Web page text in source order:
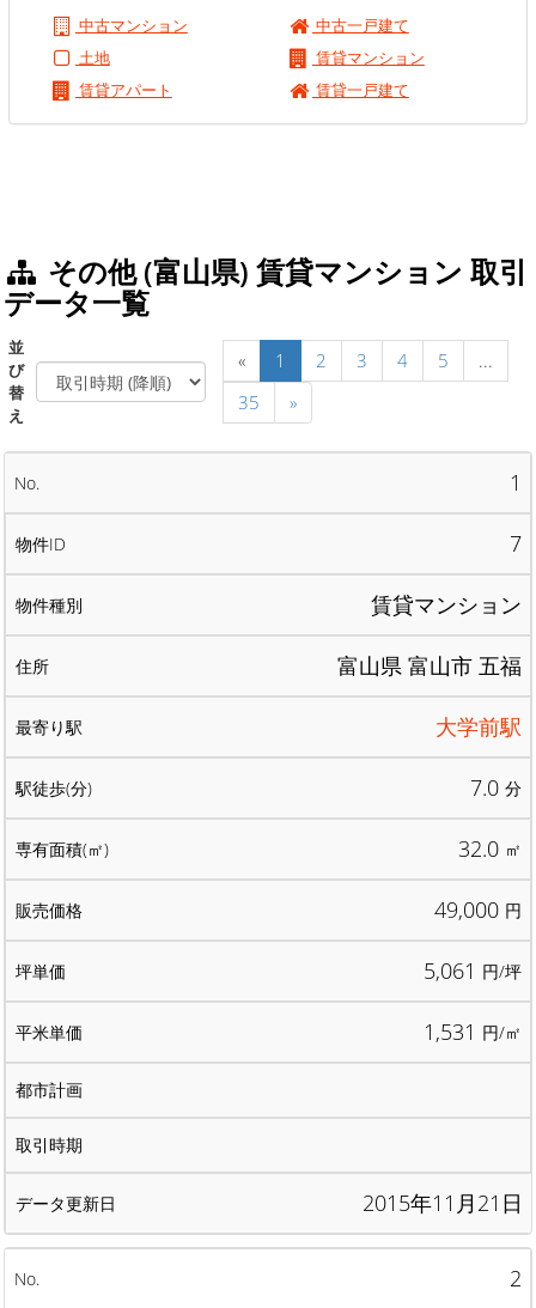
中古マンション
中古一戸建て
土地
賃貸マンション
賃貸アパート
賃貸一戸建て
その他 (富山県) 賃貸マンション 取引
データ一覧
並
び
替
え
« 1 2 3 4 5
...
35
»
1
7
賃貸マンション
富山県 富山市 五福
大学前駅
7.0 分
32.0 ㎡
49,000 円
5,061 円/坪
1,531 円/㎡
2015年11月21日
2